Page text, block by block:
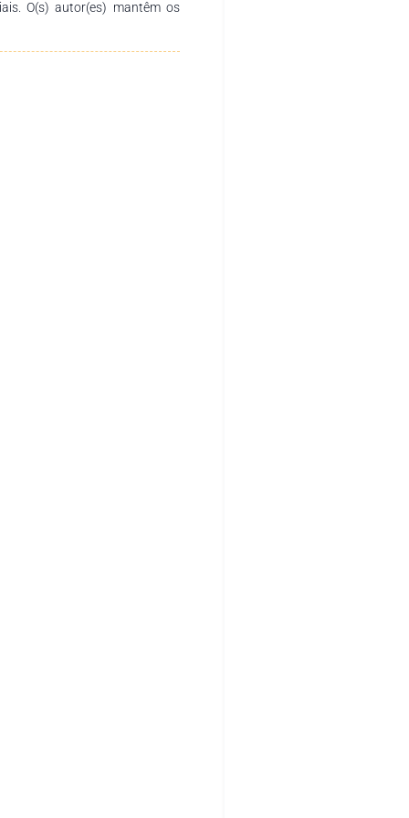
O(s) autor(es) mantêm os